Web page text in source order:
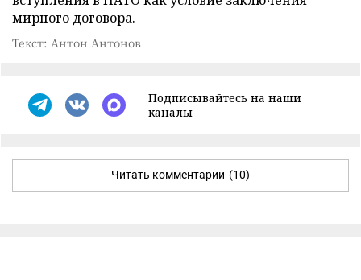
мирного договора.
Текст: Антон Антонов
Подписывайтесь на наши
каналы
Читать комментарии (10)